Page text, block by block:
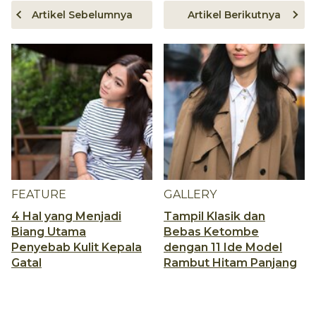
FEATURE
4 Hal yang Menjadi
Biang Utama
Penyebab Kulit Kepala
Gatal
Artikel Sebelumnya
GALLERY
Tampil Klasik dan
Bebas Ketombe
dengan 11 Ide Model
Rambut Hitam Panjang
Artikel Berikutnya